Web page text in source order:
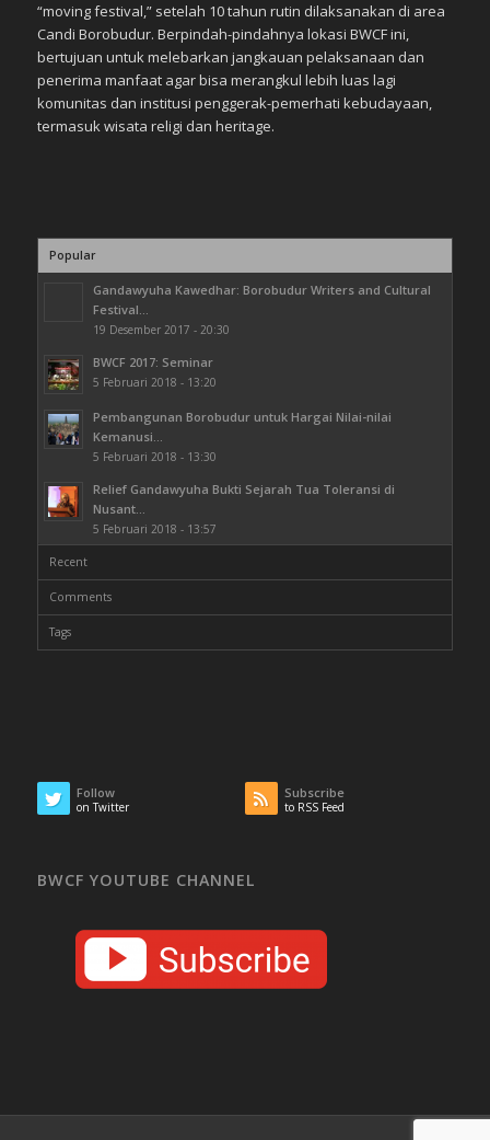
“moving festival,” setelah 10 tahun rutin dilaksanakan di area
Candi Borobudur. Berpindah-pindahnya lokasi BWCF ini,
bertujuan untuk melebarkan jangkauan pelaksanaan dan
penerima manfaat agar bisa merangkul lebih luas lagi
komunitas dan institusi penggerak-pemerhati kebudayaan,
termasuk wisata religi dan heritage.
Popular
Gandawyuha Kawedhar: Borobudur Writers and Cultural
Festival...
19 Desember 2017 - 20:30
BWCF 2017: Seminar
5 Februari 2018 - 13:20
Pembangunan Borobudur untuk Hargai Nilai-nilai
Kemanusi...
5 Februari 2018 - 13:30
Relief Gandawyuha Bukti Sejarah Tua Toleransi di
Nusant...
5 Februari 2018 - 13:57
Recent
Comments
Tags
Follow
on Twitter
Subscribe
to RSS Feed
BWCF YOUTUBE CHANNEL